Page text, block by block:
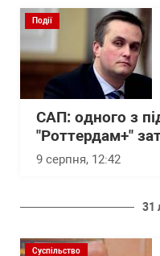
Події
САП: одного з
"Роттердам+"
9 серпня, 12:42
31
Суспільство